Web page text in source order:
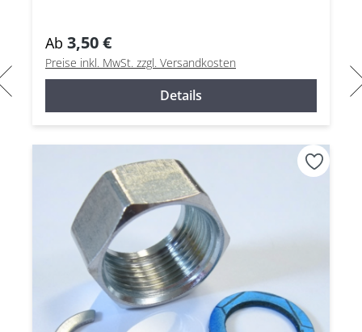
Ab 3,50 €
Preise inkl. MwSt. zzgl. Versandkosten
Details